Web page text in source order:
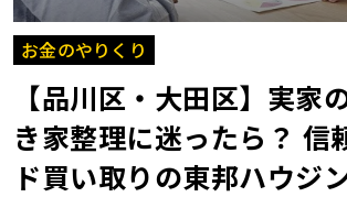
お金のやりくり
【品川区・大田区】実家
き家整理に迷ったら？ 信
ド買い取りの東邦ハウジ